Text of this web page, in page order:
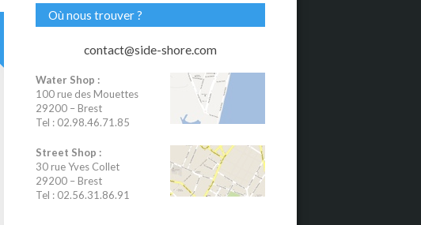
Où nous trouver ?
contact@side-shore.com
Water Shop :
100 rue des Mouettes
29200 – Brest
Tel : 02.98.46.71.85
Street Shop :
30 rue Yves Collet
29200 – Brest
Tel : 02.56.31.86.91